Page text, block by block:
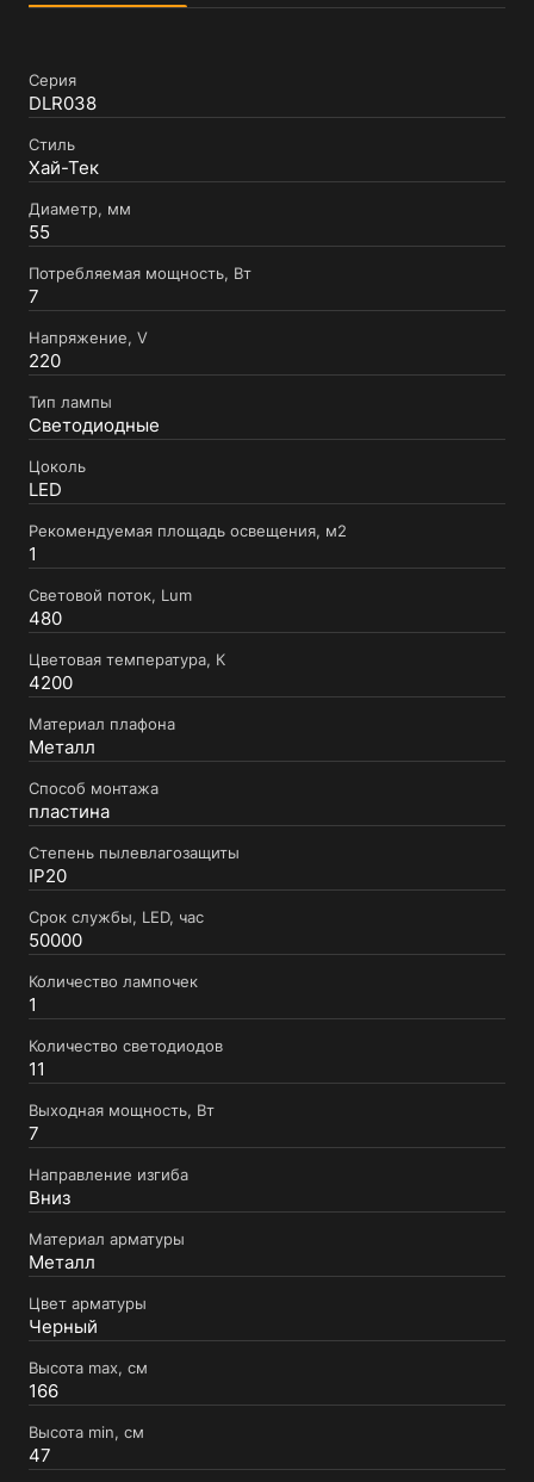
Серия
DLR038
Стиль
Хай-Тек
Диаметр, мм
55
Потребляемая мощность, Вт
7
Напряжение, V
220
Тип лампы
Светодиодные
Цоколь
LED
Рекомендуемая площадь освещения, м2
1
Световой поток, Lum
480
Цветовая температура, К
4200
Материал плафона
Металл
Способ монтажа
пластина
Степень пылевлагозащиты
IP20
Срок службы, LED, час
50000
Количество лампочек
1
Количество светодиодов
11
Выходная мощность, Вт
7
Направление изгиба
Вниз
Материал арматуры
Металл
Цвет арматуры
Черный
Высота max, см
166
Высота min, см
47